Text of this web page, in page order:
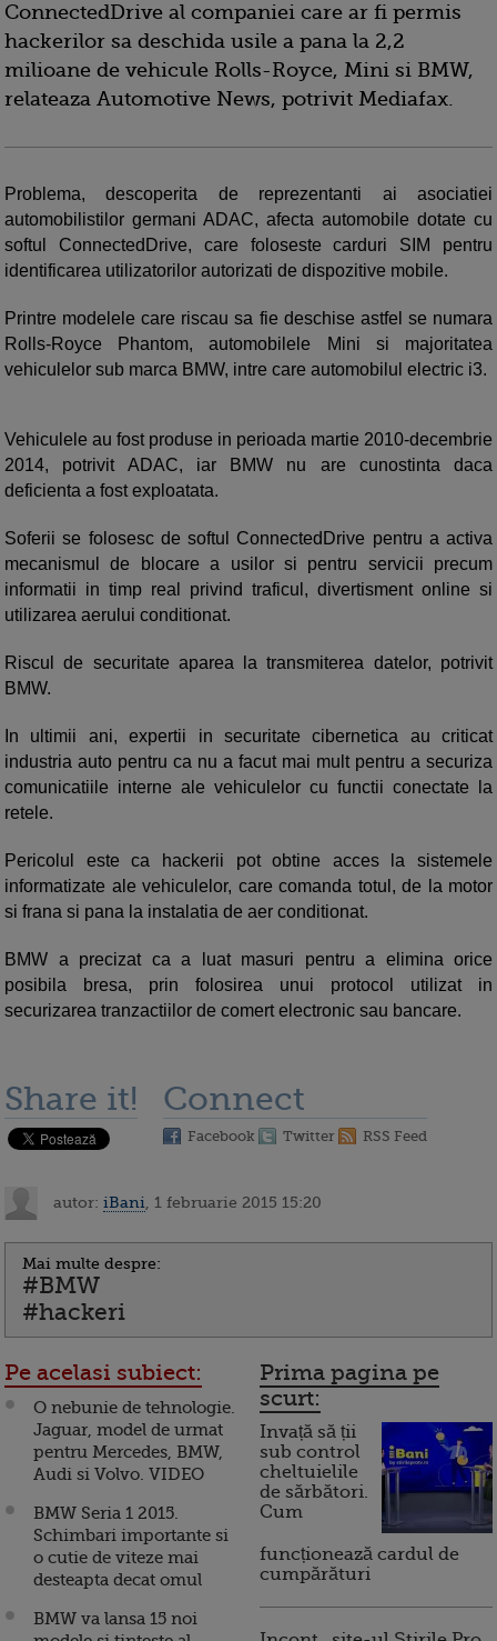
ConnectedDrive al companiei care ar fi permis
hackerilor sa deschida usile a pana la 2,2
milioane de vehicule Rolls-Royce, Mini si BMW,
relateaza Automotive News, potrivit Mediafax.
Problema, descoperita de reprezentanti ai asociatiei
automobilistilor germani ADAC, afecta automobile dotate cu
softul ConnectedDrive, care foloseste carduri SIM pentru
identificarea utilizatorilor autorizati de dispozitive mobile.
Printre modelele care riscau sa fie deschise astfel se numara
Rolls-Royce Phantom, automobilele Mini si majoritatea
vehiculelor sub marca BMW, intre care automobilul electric i3.
Vehiculele au fost produse in perioada martie 2010-decembrie
2014, potrivit ADAC, iar BMW nu are cunostinta daca
deficienta a fost exploatata.
Soferii se folosesc de softul ConnectedDrive pentru a activa
mecanismul de blocare a usilor si pentru servicii precum
informatii in timp real privind traficul, divertisment online si
utilizarea aerului conditionat.
Riscul de securitate aparea la transmiterea datelor, potrivit
BMW.
In ultimii ani, expertii in securitate cibernetica au criticat
industria auto pentru ca nu a facut mai mult pentru a securiza
comunicatiile interne ale vehiculelor cu functii conectate la
retele.
Pericolul este ca hackerii pot obtine acces la sistemele
informatizate ale vehiculelor, care comanda totul, de la motor
si frana si pana la instalatia de aer conditionat.
BMW a precizat ca a luat masuri pentru a elimina orice
posibila bresa, prin folosirea unui protocol utilizat in
securizarea tranzactiilor de comert electronic sau bancare.
Share it! Connect
Facebook Twitter RSS Feed
autor: iBani , 1 februarie 2015 15:20
Mai multe despre:
#BMW
#hackeri
Pe acelasi subiect:
O nebunie de tehnologie.
Jaguar, model de urmat
pentru Mercedes, BMW,
Audi si Volvo. VIDEO
BMW Seria 1 2015.
Schimbari importante si
o cutie de viteze mai
desteapta decat omul
BMW va lansa 15 noi
Prima pagina pe
scurt:
Invață să ții
sub control
cheltuielile
de sărbători.
Cum
funcționează cardul de
cumpărături